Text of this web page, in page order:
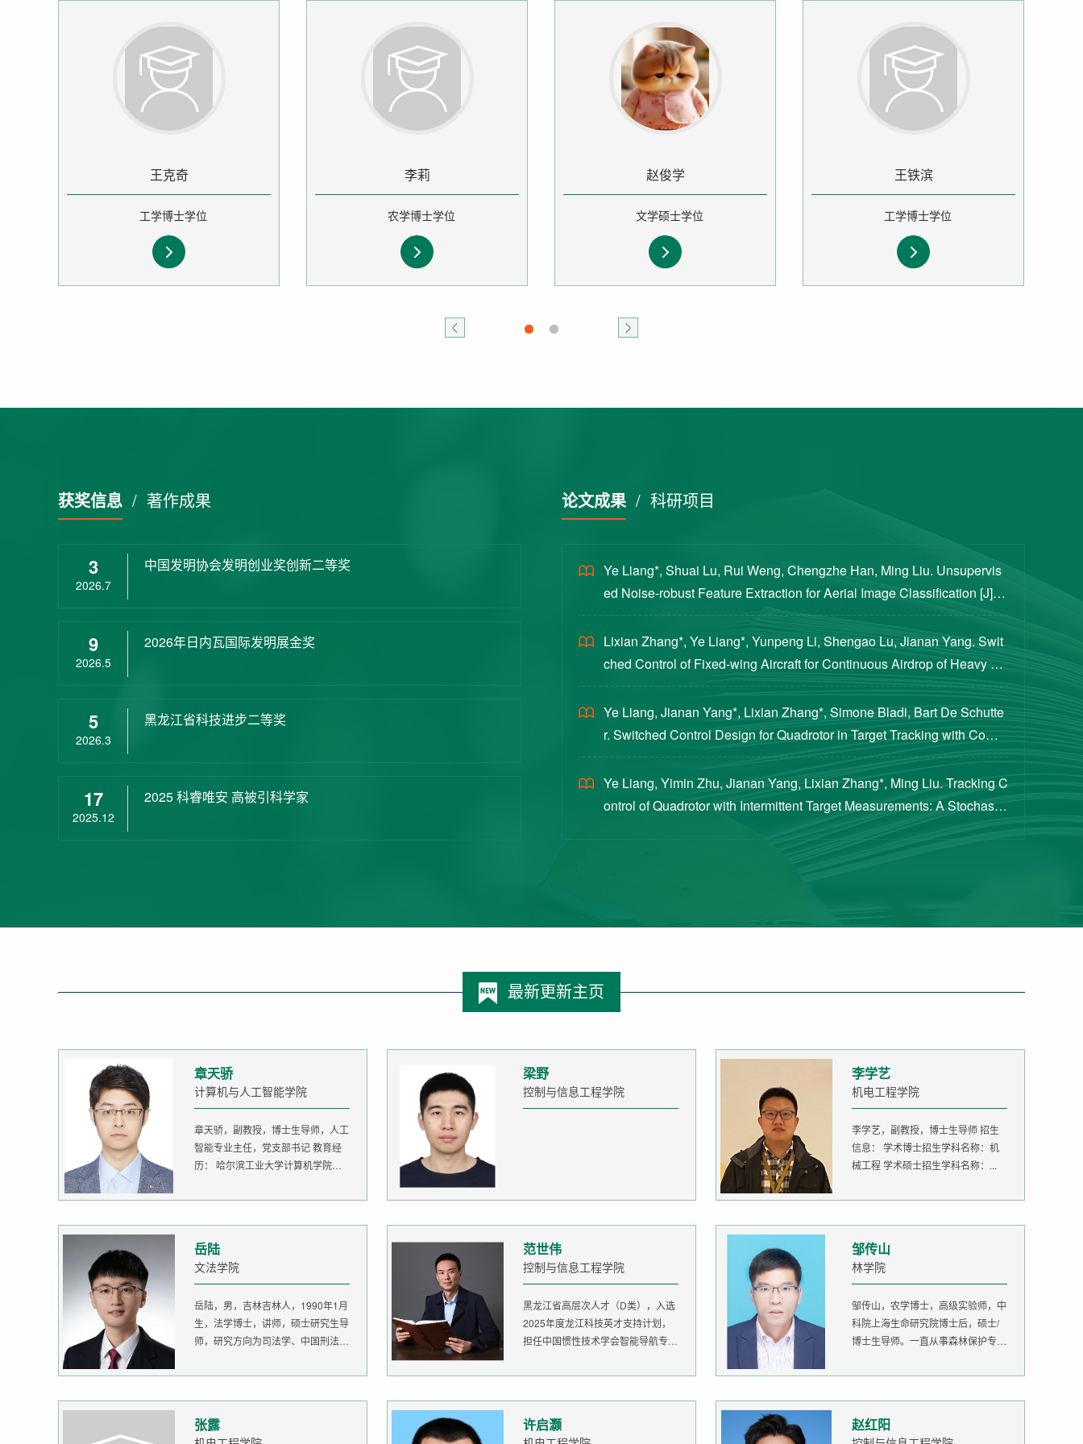
王克奇
工学博士学位
李莉
农学博士学位
赵俊学
文学硕士学位
王铁滨
工学博士学位
获奖信息 / 著作成果
3
2026.7
中国发明协会发明创业奖创新二等奖
9
2026.5
2026年日内瓦国际发明展金奖
5
2026.3
黑龙江省科技进步二等奖
17
2025.12
2025 科睿唯安 高被引科学家
论文成果/ 科研项目
Ye Liang*, Shuai Lu, Rui Weng, Chengzhe Han, Ming Liu. Unsupervis
ed Noise-robust Feature Extraction for Aerial Image Classification [J]. S
cience China Technological Sciences, 2020, 63(8): 1406-1415...
Lixian Zhang*, Ye Liang*, Yunpeng Li, Shengao Lu, Jianan Yang. Swit
ched Control of Fixed-wing Aircraft for Continuous Airdrop of Heavy Pa
yloads [J]. Journal of Guidance, Control, and Dynamics, 2023...
Ye Liang, Jianan Yang*, Lixian Zhang*, Simone Bladi, Bart De Schutte
r. Switched Control Design for Quadrotor in Target Tracking with Compl
ex Intermittent Measurements [J]. Journal of Guidance, Cont...
Ye Liang, Yimin Zhu, Jianan Yang, Lixian Zhang*, Ming Liu. Tracking C
ontrol of Quadrotor with Intermittent Target Measurements: A Stochastic
最新更新主页
章天骄
计算机与人工智能学院
章天骄，副教授，博士生导师，人工
智能专业主任，党支部书记 教育经
历： 哈尔滨工业大学计算机学院
梁野
控制与信息工程学院
李学艺
机电工程学院
李学艺，副教授，博士生导师 招生
信息： 学术博士招生学科名称：机
械工程 学术硕士招生学科名称：...
岳陆
文法学院
岳陆，男，吉林吉林人，1990年1月
生，法学博士，讲师，硕士研究生导
师，研究方向为司法学、中国刑法
范世伟
控制与信息工程学院
黑龙江省高层次人才（D类），入选
2025年度龙江科技英才支持计划，
担任中国惯性技术学会智能导航专委
邹传山
林学院
邹传山，农学博士，高级实验师，中
科院上海生命研究院博士后，硕士/
博士生导师。一直从事森林保护专业
张露 许启灏 赵红阳